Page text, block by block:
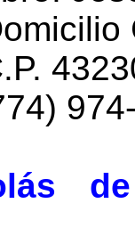
974-
de